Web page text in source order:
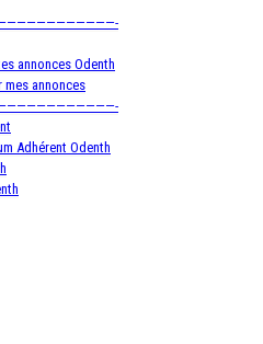
annonces Odenth
annonces
Adhérent Odenth